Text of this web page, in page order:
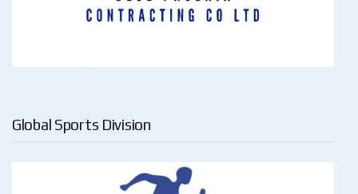
Global Sports Division